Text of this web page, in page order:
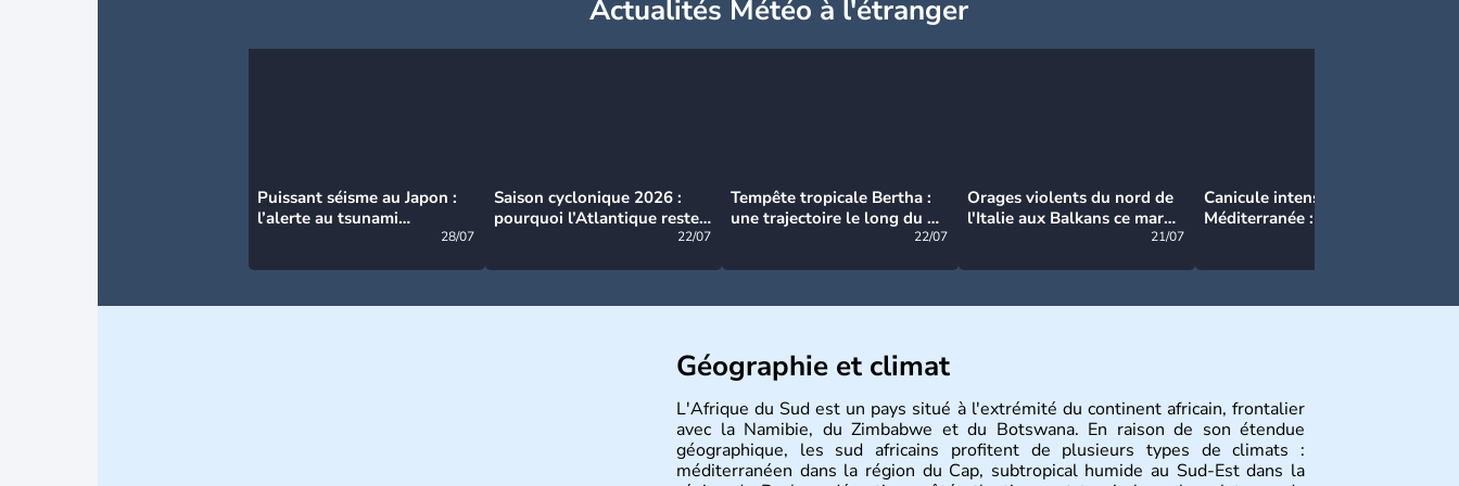
Actualités Météo à l'étranger
Puissant séisme au Japon :
l’alerte au tsunami
28/07
Saison cyclonique 2026 :
pourquoi l’Atlantique reste
22/07
Tempête tropicale Bertha :
une trajectoire le long du du
22/07
Orages violents du nord de
l'Italie aux Balkans ce mardi
21/07
Canicule intense en
Méditerranée : près de 50°C
Géographie et climat
L'Afrique du Sud est un pays situé à l'extrémité du continent africain, frontalier
avec la Namibie, du Zimbabwe et du Botswana. En raison de son étendue
géographique, les sud africains profitent de plusieurs types de climats :
méditerranéen dans la région du Cap, subtropical humide au Sud-Est dans la